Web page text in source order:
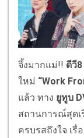
จึ้งมากแม่!! ดีวี8
ใหม่ “Work
แล้ว ทาง ยูทูบ
สถานการณ์สุดเ
ครบรสถึงใจ เ